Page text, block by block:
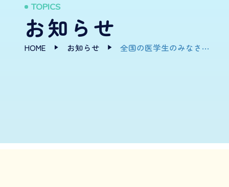
TOPICS
お知らせ
HOME お知らせ 全国の医学生のみなさん！この夏、茨城県で”地域のリアル”を体験してみませんか？